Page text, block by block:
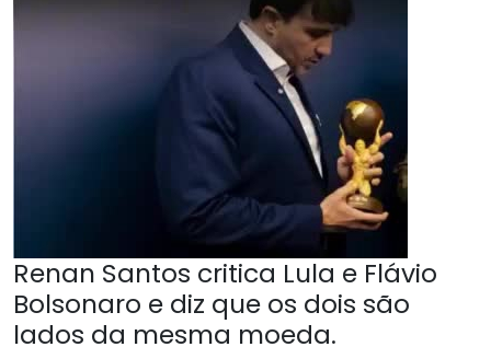
Renan Santos critica Lula e Flávio
Bolsonaro e diz que os dois são
lados da mesma moeda.